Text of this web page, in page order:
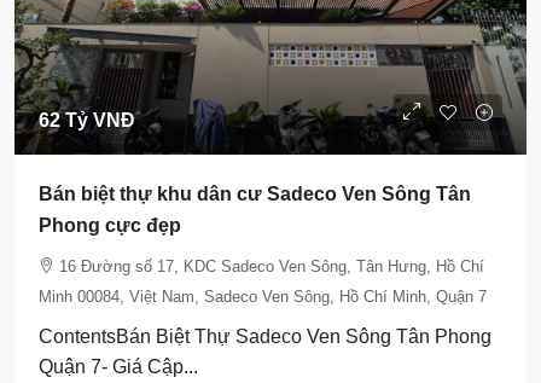
62 Tỷ VNĐ
Bán biệt thự khu dân cư Sadeco Ven Sông Tân
Phong cực đẹp
16 Đường số 17, KDC Sadeco Ven Sông, Tân Hưng, Hồ Chí
Minh 00084, Việt Nam, Sadeco Ven Sông, Hồ Chí Minh, Quận 7
ContentsBán Biệt Thự Sadeco Ven Sông Tân Phong
Quận 7- Giá Cập...